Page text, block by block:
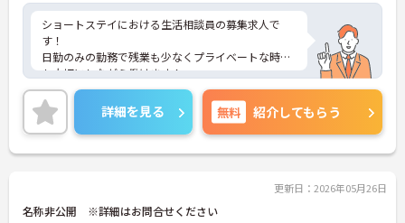
ショートステイにおける生活相談員の募集求人で
す！
日勤のみの勤務で残業も少なくプライベートな時間
も大切にしながら働けます！
ご興味ある方には、面接のポイントなど、さらに詳
細をお話致しますのでお気軽にご相談ください。
詳細を見る 無料 紹介してもらう
更新日：2026年05月26日
名称非公開 ※詳細はお問合せください